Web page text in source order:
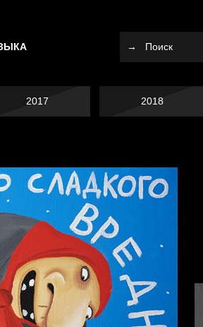
2017 2018
не слышу,
скажу